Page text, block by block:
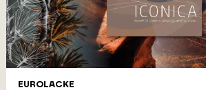
EUROLACKE